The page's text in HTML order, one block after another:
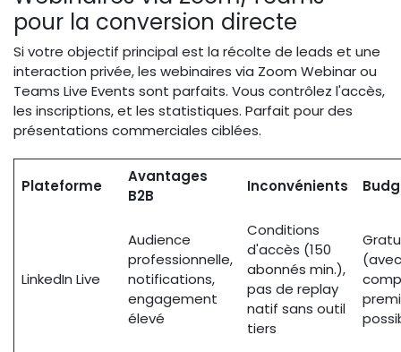
pour la conversion directe
Si votre objectif principal est la récolte de leads et une
interaction privée, les webinaires via Zoom Webinar ou
Teams Live Events sont parfaits. Vous contrôlez l'accès,
les inscriptions, et les statistiques. Parfait pour des
présentations commerciales ciblées.
Plateforme
Avantages
B2B
Inconvénients
LinkedIn Live
Audience
professionnelle,
notifications,
engagement
élevé
Conditions
d'accès (150
abonnés min.),
pas de replay
natif sans outil
tiers
(avec